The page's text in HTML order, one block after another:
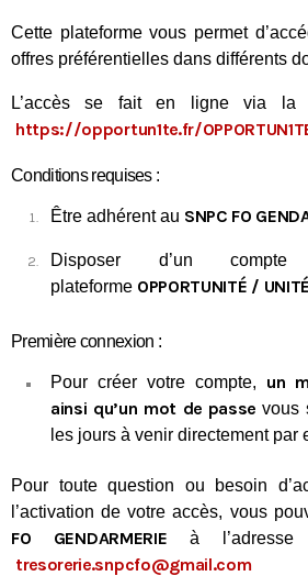
Tous nos journaux
Fiche technique : Amélioration des droits
6 août 2026
Fiche technique : Nouvelles procédures
4 août 2026
9 juillet 2026
Communiqué FORTES CHALEURS
8 juillet 2026
Cette plateforme vous permet
offres préférentielles dans différents
L’accès se fait en ligne via la
https://opportun1te.fr/
Conditions requises :
Être adhérent au SNPC FO
Disposer d’un
plateforme OPPORTUNITÉ /
Première connexion :
Pour créer votre compte, un
ainsi qu’un mot de passe vous
les jours à venir directement par
Pour toute question ou besoin
l’activation de votre accès, vous
FO GENDARMERIE à l’adresse
tresorerie.snpcfo@gmail.com